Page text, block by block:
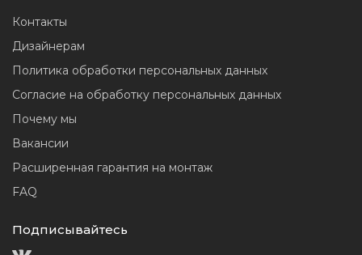
Контакты
Дизайнерам
Политика обработки персональных данных
Согласие на обработку персональных данных
Почему мы
Вакансии
Расширенная гарантия на монтаж
FAQ
Подписывайтесь